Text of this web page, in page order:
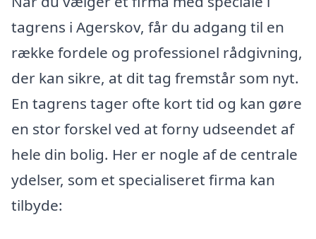
tagrens i Agerskov, får du adgang til en
række fordele og professionel rådgivning,
der kan sikre, at dit tag fremstår som nyt.
En tagrens tager ofte kort tid og kan gøre
en stor forskel ved at forny udseendet af
hele din bolig. Her er nogle af de centrale
ydelser, som et specialiseret firma kan
tilbyde: